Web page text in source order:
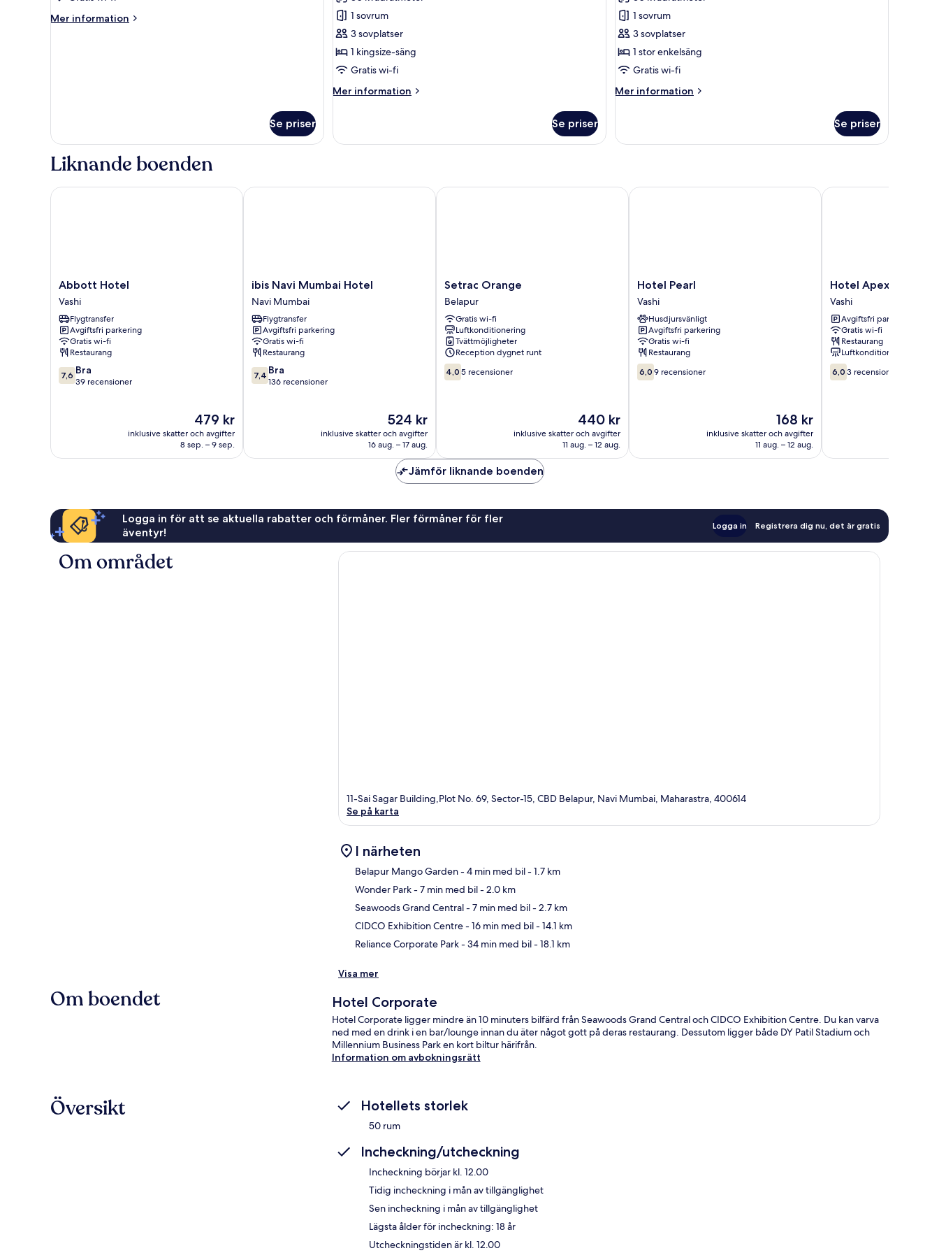
Rum
Mer information
Mer
Se priser
Superior
dubbelrum
1 sovrum
3 sovplatser
1 kingsize-säng
Gratis wi-fi
Mer information
Mer
dubbelrum
Se priser
Club-
rum
1 sovrum
3 sovplatser
1 stor enkelsäng
Gratis wi-fi
Mer information
Mer
rum
Se priser
Liknande boenden
Abbott
Hotel
Vashi
Abbott Hotel
Vashi
Flygtransfer
Avgiftsfri parkering
Gratis wi-fi
Restaurang
7.6
av
7,6 Bra
39 recensioner
Priset
är
479 kr
479 kr
inklusive skatter och avgifter
8 sep. – 9 sep.
Abbott Hotel
ibis
Navi
Mumbai
Hotel
Navi
Mumbai
ibis Navi Mumbai Hotel
Navi Mumbai
Flygtransfer
Avgiftsfri parkering
Gratis wi-fi
Restaurang
7.4
av
7,4 Bra
136 recensioner
Priset
är
524 kr
524 kr
inklusive skatter och avgifter
16 aug. – 17 aug.
ibis Navi Mumbai Hotel
Setrac
Orange
Belapur
Setrac Orange
Belapur
Gratis wi-fi
Luftkonditionering
Tvättmöjligheter
Reception dygnet runt
4.0
av
4,0 5 recensioner
Priset
är
440 kr
440 kr
inklusive skatter och avgifter
11 aug. – 12 aug.
Setrac Orange
Hotel
Pearl
Vashi
Hotel Pearl
Vashi
Husdjursvänligt
Avgiftsfri parkering
Gratis wi-fi
Restaurang
6.0
av
6,0 9 recensioner
Priset
är
168 kr
168 kr
inklusive skatter och avgifter
11 aug. – 12 aug.
Hotel Pearl
Hotel
Apex
Vashi
Hotel Apex
Vashi
Avgiftsfri parkering
Gratis wi-fi
Restaurang
Luftkonditionering
6.0
av
6,0 3 recensioner
Hotel Apex
Jämför liknande boenden
Logga in för att se aktuella rabatter och förmåner. Fler förmåner för fler
äventyr!
Logga in Registrera dig nu, det är gratis
Om området
11-Sai Sagar Building,Plot No. 69, Sector-15, CBD Belapur, Navi Mumbai, Maharastra, 400614
Se på karta
I närheten
Belapur Mango Garden- 4 min med bil- 1.7 km
Wonder Park- 7 min med bil- 2.0 km
Seawoods Grand Central- 7 min med bil- 2.7 km
CIDCO Exhibition Centre- 16 min med bil- 14.1 km
Reliance Corporate Park- 34 min med bil- 18.1 km
Visa mer
Om boendet Hotel Corporate
Hotel Corporate ligger mindre än 10 minuters bilfärd från Seawoods Grand Central och CIDCO Exhibition Centre. Du kan varva
ned med en drink i en bar/lounge innan du äter något gott på deras restaurang. Dessutom ligger både DY Patil Stadium och
Millennium Business Park en kort biltur härifrån.
Information om avbokningsrätt
Översikt Hotellets storlek
50 rum
Incheckning/utcheckning
Incheckning börjar kl. 12.00
Tidig incheckning i mån av tillgänglighet
Sen incheckning i mån av tillgänglighet
Lägsta ålder för incheckning: 18 år
Utcheckningstiden är kl. 12.00